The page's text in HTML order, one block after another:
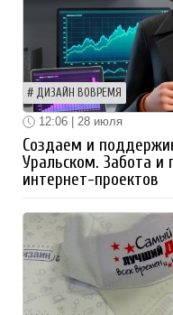
ДИЗАЙН ВОВРЕМЯ
12:06 | 28 июля
Создаем и
Уральском. Забота
интернет-проектов